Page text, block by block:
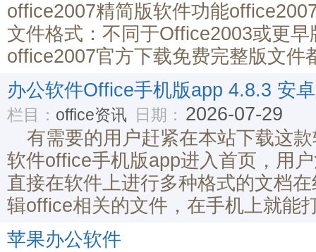
office2007精简版软件功能
文件格式：不同于Office2003或更
office2007官方下载免费完整版文件
办公软件Office手机版app 4.8.3 安
栏目： office资讯 日期： 2026-07-29
有需要的用户赶紧在本站下载这
软件office手机版app进入首页，用
直接在软件上进行多种格式的文档
辑office相关的文件，在手机上就能
苹果办公软件